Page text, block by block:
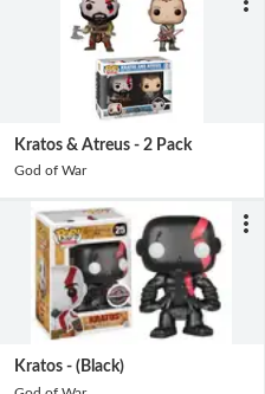
Kratos & Atreus - 2 Pack
God of War
Kratos - (Black)